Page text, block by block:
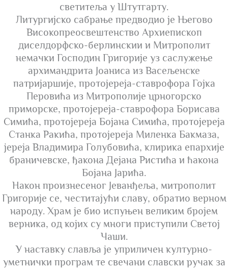
светитеља у Штутгарту.
Литургијско сабрање предводио је Његово
Високопреосвештенство Архиепископ
диселдорфско-берлинскии и Митрополит
немачки Господин Григорије уз саслужење
архимандрита Јоаниса из Васељенске
патријаршије, протојереја-ставрофора Гојка
Перовића из Митрополије црногорско
приморске, протојереја-ставрофора Борисава
Симића, протојереја Бојана Симића, протојереја
Станка Ракића, протојереја Миленка Бакмаза,
јереја Владимира Голубовића, клирика епархије
браничевске, ђакона Дејана Ристића и ћакона
Бојана Јарића.
Након произнесеног Јеванђеља, митрополит
Григорије се, честитајући славу, обратио верном
народу. Храм је био испуњен великим бројем
верника, од којих су многи приступили Светој
Чаши.
У наставку славља је уприличен културно-
уметнички програм те свечани славски ручак за